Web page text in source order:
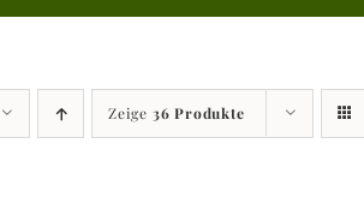
Zeige 36 Produkte